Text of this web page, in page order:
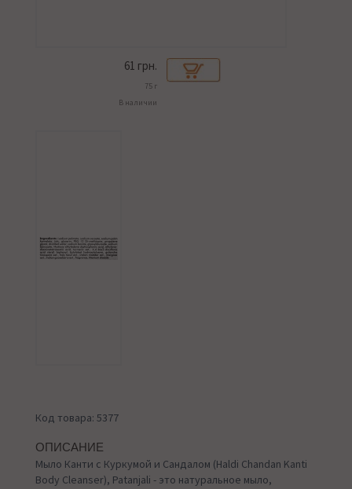
61 грн.
75 г
В наличии
Код товара: 5377
ОПИСАНИЕ
Мыло Канти с Куркумой и Сандалом (Haldi Chandan Kanti
Body Cleanser), Patanjali - это натуральное мыло,